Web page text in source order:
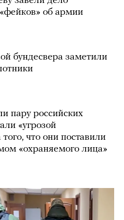
об армии
бундесвера заметили
пару российских
«угрозой
того, что они поставили
«охраняемого лица»